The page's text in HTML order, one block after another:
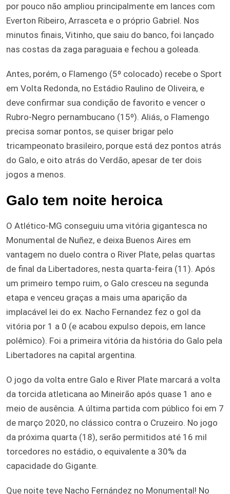
por pouco não ampliou principalmente em lances com
Everton Ribeiro, Arrasceta e o próprio Gabriel. Nos
minutos finais, Vitinho, que saiu do banco, foi lançado
nas costas da zaga paraguaia e fechou a goleada.
Antes, porém, o Flamengo (5º colocado) recebe o Sport
em Volta Redonda, no Estádio Raulino de Oliveira, e
deve confirmar sua condição de favorito e vencer o
Rubro-Negro pernambucano (15º). Aliás, o Flamengo
precisa somar pontos, se quiser brigar pelo
tricampeonato brasileiro, porque está dez pontos atrás
do Galo, e oito atrás do Verdão, apesar de ter dois
jogos a menos.
Galo tem noite heroica
O Atlético-MG conseguiu uma vitória gigantesca no
Monumental de Nuñez, e deixa Buenos Aires em
vantagem no duelo contra o River Plate, pelas quartas
de final da Libertadores, nesta quarta-feira (11). Após
um primeiro tempo ruim, o Galo cresceu na segunda
etapa e venceu graças a mais uma aparição da
implacável lei do ex. Nacho Fernandez fez o gol da
vitória por 1 a 0 (e acabou expulso depois, em lance
polêmico). Foi a primeira vitória da história do Galo pela
Libertadores na capital argentina.
O jogo da volta entre Galo e River Plate marcará a volta
da torcida atleticana ao Mineirão após quase 1 ano e
meio de ausência. A última partida com público foi em 7
de março 2020, no clássico contra o Cruzeiro. No jogo
da próxima quarta (18), serão permitidos até 16 mil
torcedores no estádio, o equivalente a 30% da
capacidade do Gigante.
Que noite teve Nacho Fernández no Monumental! No